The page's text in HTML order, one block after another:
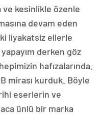
ve kesinlikle özenle
devam eden
liyakatsiz ellerle
derken göz
hafızalarında.
mirası kurduk. Böyle
eserlerin ve
ünlü bir marka